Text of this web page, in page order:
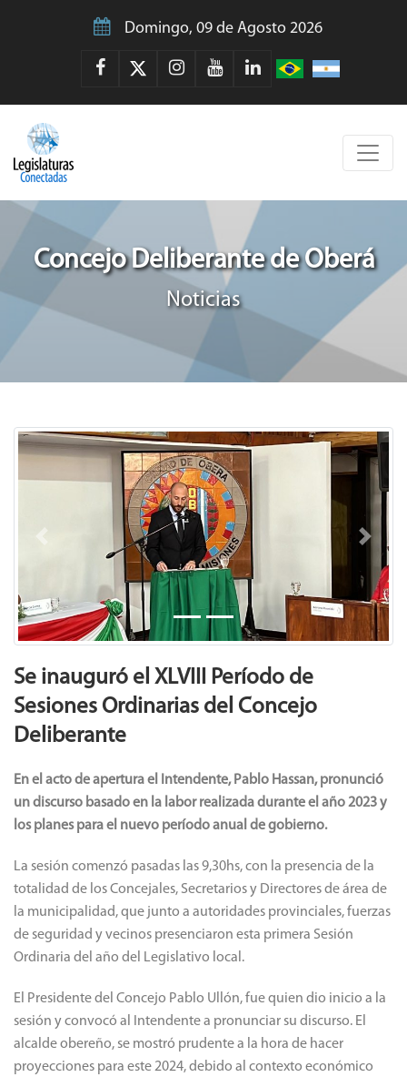
Domingo, 09 de Agosto 2026
Concejo Deliberante de Oberá
Noticias
Next
Se inauguró el XLVIII Período de
Sesiones Ordinarias del Concejo
Deliberante
En el acto de apertura el Intendente, Pablo Hassan, pronunció
un discurso basado en la labor realizada durante el año 2023 y
los planes para el nuevo período anual de gobierno.
La sesión comenzó pasadas las 9,30hs, con la presencia de la
totalidad de los Concejales, Secretarios y Directores de área de
la municipalidad, que junto a autoridades provinciales, fuerzas
de seguridad y vecinos presenciaron esta primera Sesión
Ordinaria del año del Legislativo local.
El Presidente del Concejo Pablo Ullón, fue quien dio inicio a la
sesión y convocó al Intendente a pronunciar su discurso. El
alcalde obereño, se mostró prudente a la hora de hacer
proyecciones para este 2024, debido al contexto económico